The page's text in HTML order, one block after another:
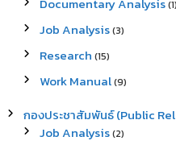
(1)
Job Analysis(3)
Research (15)
Work Manual(9)
กองประชาสัมพันธ์ (Public
Job Analysis(2)